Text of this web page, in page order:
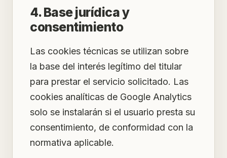
4. Base jurídica y
consentimiento
Las cookies técnicas se utilizan sobre
la base del interés legítimo del titular
para prestar el servicio solicitado. Las
cookies analíticas de Google Analytics
solo se instalarán si el usuario presta su
consentimiento, de conformidad con la
normativa aplicable.